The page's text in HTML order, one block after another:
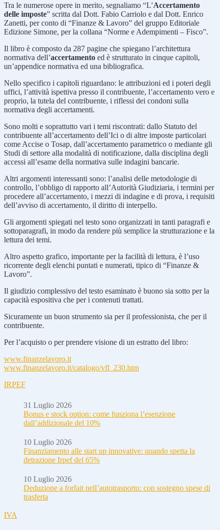
Tra le numerose opere in merito, segnaliamo “L’Accertamento
delle imposte” scritta dal Dott. Fabio Carriolo e dal Dott. Enrico
Zanetti, per conto di “Finanze & Lavoro” del gruppo Editoriale
Edizione Simone, per la collana “Norme e Adempimenti – Fisco”.
Il libro è composto da 287 pagine che spiegano l’architettura
normativa dell’accertamento ed è strutturato in cinque capitoli,
un’appendice normativa ed una bibliografica.
Nello specifico i capitoli riguardano: le attribuzioni ed i poteri degli
uffici, l’attività ispettiva presso il contribuente, l’accertamento vero e
proprio, la tutela del contribuente, i riflessi dei condoni sulla
normativa degli accertamenti.
Sono molti e soprattutto vari i temi riscontrati: dallo Statuto del
contribuente all’accertamento dell’Ici o di altre imposte particolari
come Accise o Tosap, dall’accertamento parametrico o mediante gli
Studi di settore alla modalità di notificazione, dalla disciplina degli
accessi all’esame della normativa sulle indagini bancarie.
Altri argomenti interessanti sono: l’analisi delle metodologie di
controllo, l’obbligo di rapporto all’Autorità Giudiziaria, i termini per
procedere all’accertamento, i mezzi di indagine e di prova, i requisiti
dell’avviso di accertamento, il diritto di interpello.
Gli argomenti spiegati nel testo sono organizzati in tanti paragrafi e
sottoparagrafi, in modo da rendere più semplice la strutturazione e la
lettura dei temi.
Altro aspetto grafico, importante per la facilità di lettura, è l’uso
ricorrente degli elenchi puntati e numerati, tipico di “Finanze &
Lavoro”.
Il giudizio complessivo del testo esaminato è buono sia sotto per la
capacità espositiva che per i contenuti trattati.
Sicuramente un buon strumento sia per il professionista, che per il
contribuente.
Per l’acquisto o per prendere visione di un estratto del libro:
www.finanzelavoro.it
www.finanzelavoro.it/catalogo/vfl_230.htm
IRPEF
31 Luglio 2026
Bonus e stock option: come funziona l’esenzione
dall’addizionale del 10%
10 Luglio 2026
Finanziamento alle start up innovative: quando spetta la
detrazione Irpef del 65%
10 Luglio 2026
Deduzione a forfait nell’autotrasporto: con sostegno spese di
trasferta
IVA